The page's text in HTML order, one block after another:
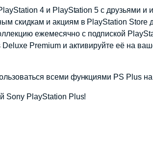
4 и PlayStation 5 с друзьями и
скидкам и акциям в PlayStation Store
ежемесячно с подпиской
Premium и активируйте её на
всеми функциями PS Plus
Sony PlayStation Plus!